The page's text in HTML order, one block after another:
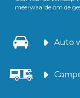
meerwaarde om de
Auto